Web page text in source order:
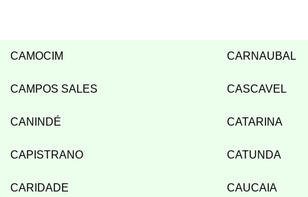
CAMOCIM CARNAUBAL
CAMPOS SALES CASCAVEL
CANINDÉ CATARINA
CAPISTRANO CATUNDA
CARIDADE CAUCAIA